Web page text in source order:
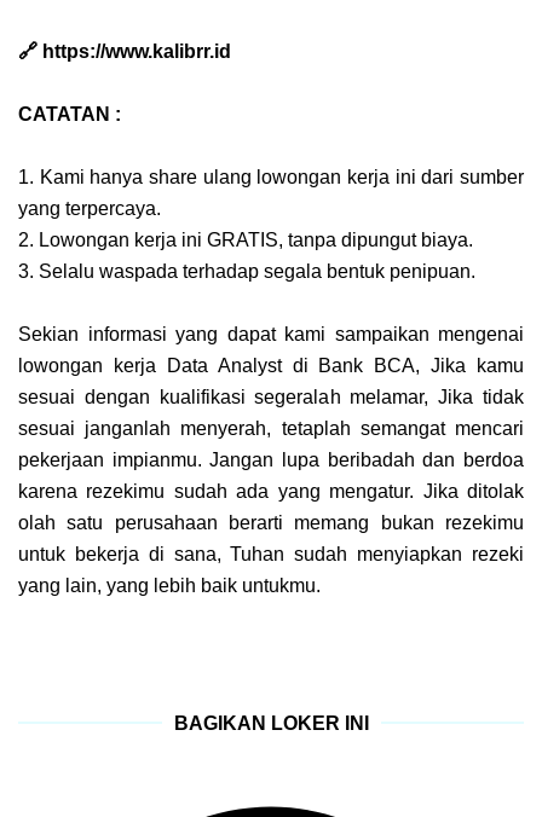
🔗 https://www.kalibrr.id
CATATAN :
1. Kami hanya share ulang lowongan kerja ini dari sumber
yang terpercaya.
2. Lowongan kerja ini GRATIS, tanpa dipungut biaya.
3. Selalu waspada terhadap segala bentuk penipuan.
Sekian informasi yang dapat kami sampaikan mengenai
lowongan kerja Data Analyst di Bank BCA, Jika kamu
sesuai dengan kualifikasi segeralah melamar, Jika tidak
sesuai janganlah menyerah, tetaplah semangat mencari
pekerjaan impianmu. Jangan lupa beribadah dan berdoa
karena rezekimu sudah ada yang mengatur. Jika ditolak
olah satu perusahaan berarti memang bukan rezekimu
untuk bekerja di sana, Tuhan sudah menyiapkan rezeki
yang lain, yang lebih baik untukmu.
BAGIKAN LOKER INI